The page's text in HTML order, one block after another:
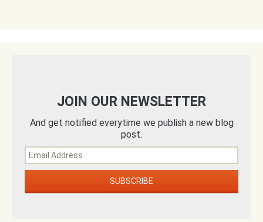
JOIN OUR NEWSLETTER
And get notified everytime we publish a new blog
post.